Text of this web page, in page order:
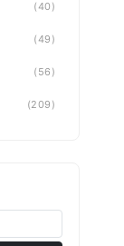
(40)
(49)
(56)
(209)